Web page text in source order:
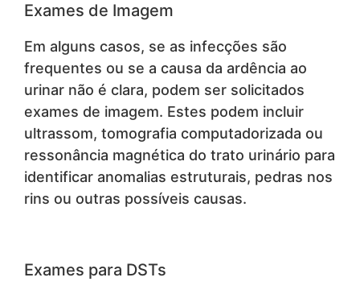
Exames de Imagem
Em alguns casos, se as infecções são
frequentes ou se a causa da ardência ao
urinar não é clara, podem ser solicitados
exames de imagem. Estes podem incluir
ultrassom, tomografia computadorizada ou
ressonância magnética do trato urinário para
identificar anomalias estruturais, pedras nos
rins ou outras possíveis causas.
Exames para DSTs